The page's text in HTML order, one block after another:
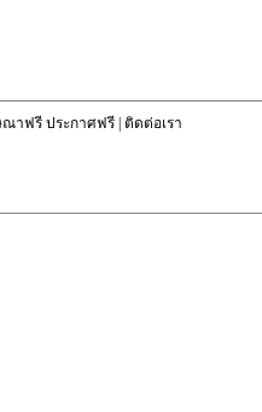
ณาฟรี ประกาศฟรี| ติดต่อเรา